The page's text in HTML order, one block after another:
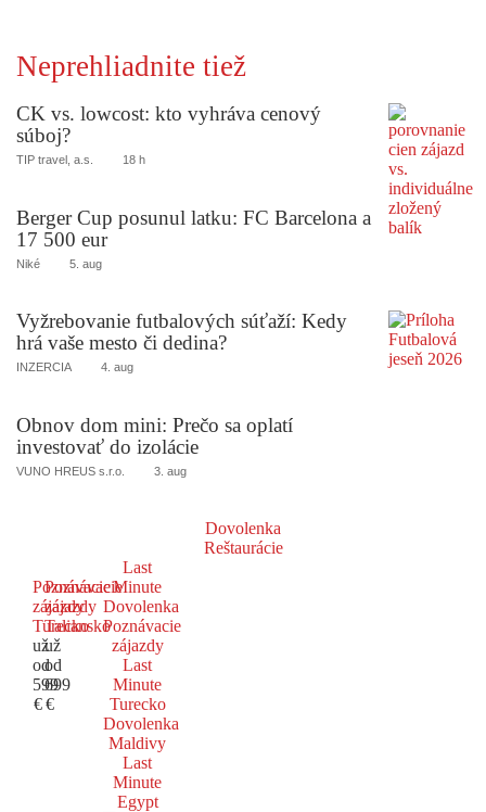
Neprehliadnite tiež
CK vs. lowcost: kto vyhráva cenový
súboj?
TIP travel, a.s. 18 h
Berger Cup posunul latku: FC Barcelona a
17 500 eur
Niké 5. aug
Vyžrebovanie futbalových súťaží: Kedy
hrá vaše mesto či dedina?
INZERCIA 4. aug
Obnov dom mini: Prečo sa oplatí
investovať do izolácie
VUNO HREUS s.r.o. 3. aug
Dovolenka
Reštaurácie
Poznávacie
zájazdy
Turecko
už
od
599
€
Poznávacie
zájazdy
Taliansko
už
od
699
€
Last
Minute
Dovolenka
Poznávacie
zájazdy
Last
Minute
Turecko
Dovolenka
Maldivy
Last
Minute
Egypt